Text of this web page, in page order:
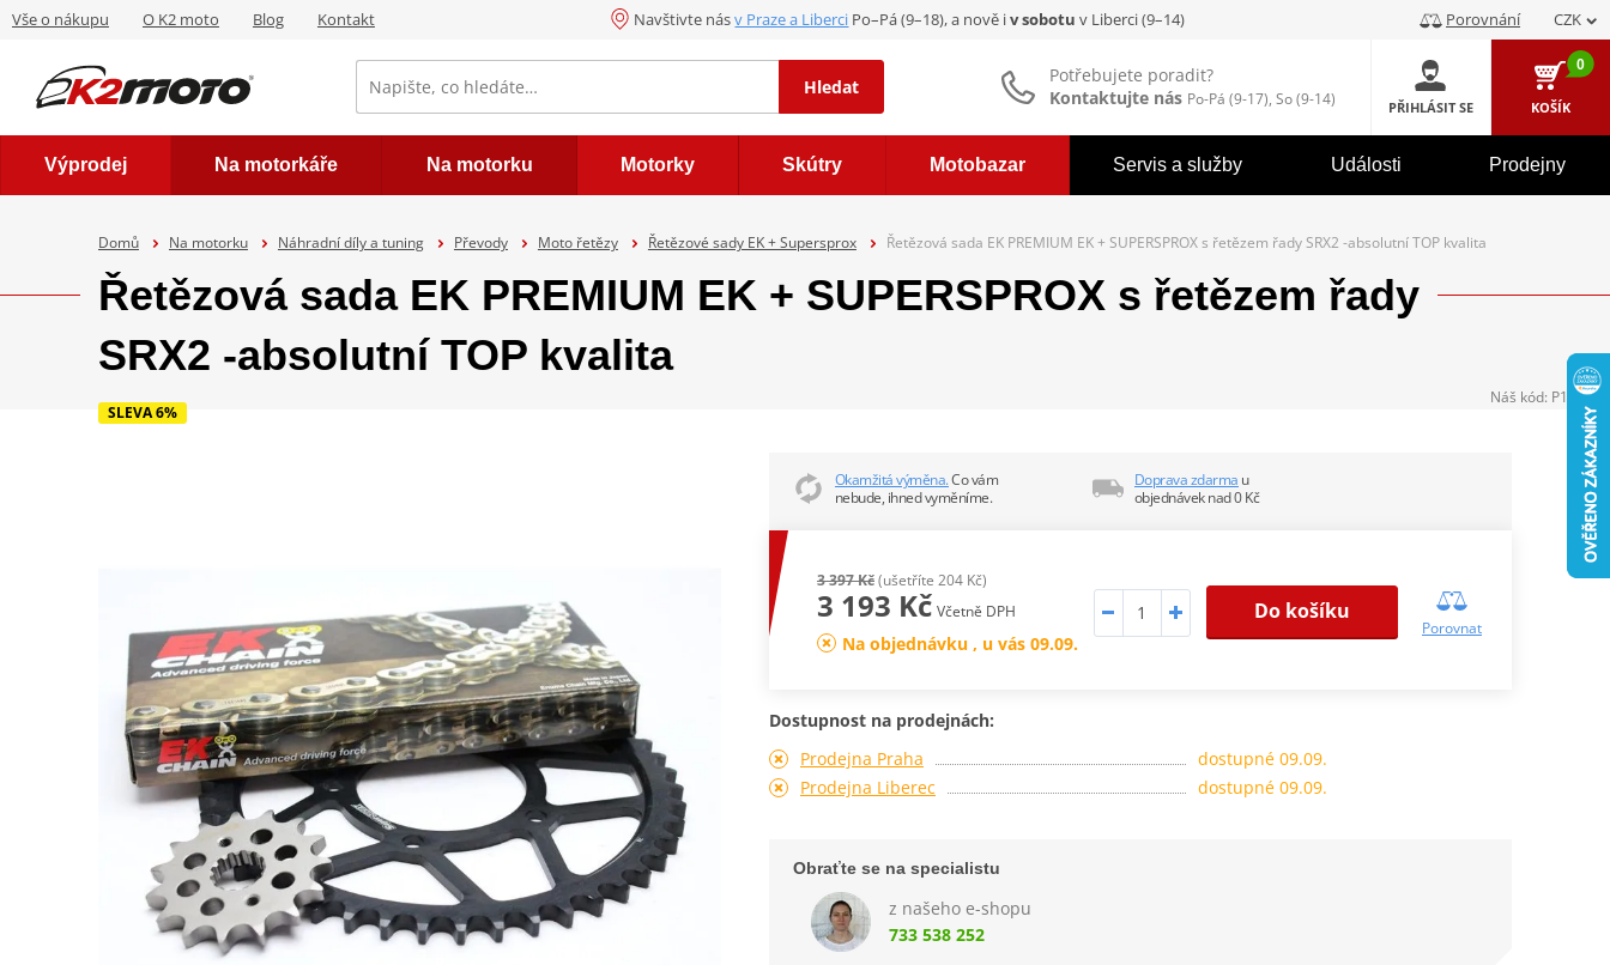
Vše o nákupu O K2 moto Blog Kontakt Navštivte násv Praze a Liberci Po–Pá (9–18), a nově iv sobotu v Liberci (9–14) Porovnání CZK
Hledat
Potřebujete poradit?
Kontaktujte nás Po-Pá (9-17), So (9-14) PŘIHLÁSIT SE
0
KOŠÍK
Výprodej Na motorkáře Na motorku Motorky Skútry Motobazar Servis a služby Události Prodejny
Domů Na motorku Náhradní díly a tuning Převody Moto řetězy Řetězové sady EK + Supersprox Řetězová sada EK PREMIUM EK + SUPERSPROX s řetězem řady SRX2 -absolutní TOP kvalita
Řetězová sada EK PREMIUM EK + SUPERSPROX s řetězem řady
SRX2 -absolutní TOP kvalita
SLEVA 6%
Okamžitá výměna.Co vám
nebude, ihned vyměníme.
Doprava zdarma u
objednávek nad 0 Kč
3 397 Kč(ušetříte 204 Kč)
3 193 Kč Včetně DPH
Na objednávku , u vás 09.09.
Do košíku
Porovnat
Dostupnost na prodejnách:
Prodejna Praha
dostupné 09.09.
Prodejna Liberec
dostupné 09.09.
Obraťte se na specialistu
z našeho e-shopu
733 538 252
Náš kód: P104277